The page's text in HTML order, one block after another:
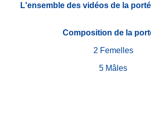
L'ensemble des vidéos de la
Composition de la
2 Femelles
5 Mâles